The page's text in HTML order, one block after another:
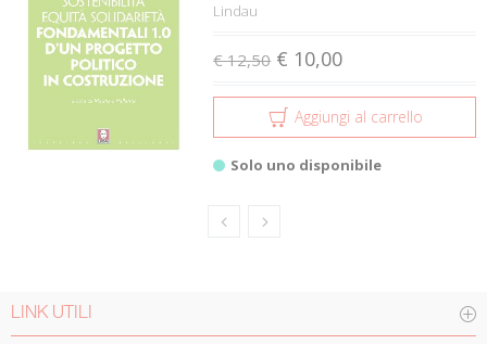
Lindau
€ 12,50 € 10,00
Aggiungi al carrello
Solo uno disponibile
LINK UTILI